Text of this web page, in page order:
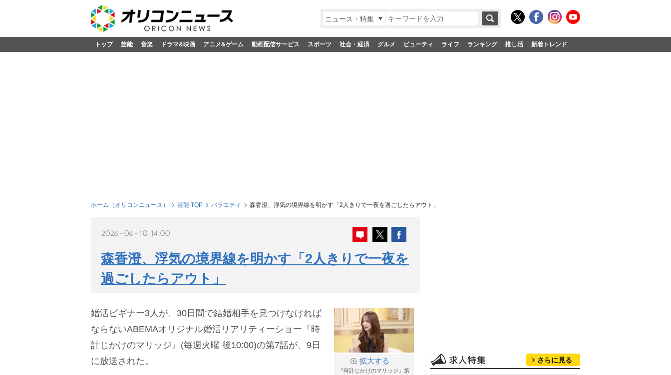
ニュース・特集
トップ 芸能 音楽 ドラマ&映画 アニメ&ゲーム 動画配信サービス スポーツ 社会・経済 グルメ ビューティ ライフ ランキング 推し活 新着トレンド
ホーム（オリコンニュース） 芸能 TOP バラエティ 森香澄、浮気の境界線を明かす「2人きりで一夜を過ごしたらアウト」
2026-06-10 14:00
森香澄、浮気の境界線を明かす「2人きりで一夜を
過ごしたらアウト」
拡大する
『時計じかけのマリッジ』第
婚活ビギナー3人が、30日間で結婚相手を見つけなければ
ならないABEMAオリジナル婚活リアリティーショー『時
計じかけのマリッジ』(毎週火曜 後10:00)の第7話が、9日
に放送された。
さらに見る